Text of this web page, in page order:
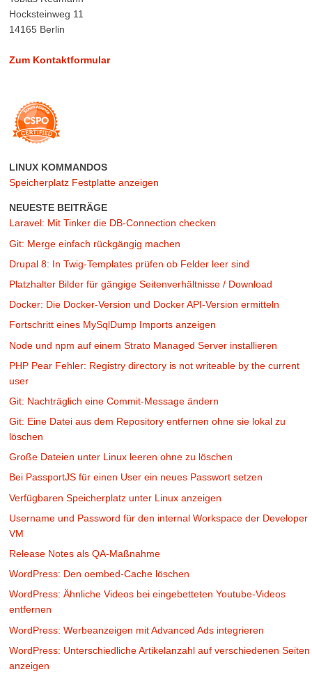
Hocksteinweg 11
14165 Berlin
Zum Kontaktformular
LINUX KOMMANDOS
Speicherplatz Festplatte anzeigen
NEUESTE BEITRÄGE
Laravel: Mit Tinker die DB-Connection checken
Git: Merge einfach rückgängig machen
Drupal 8: In Twig-Templates prüfen ob Felder leer sind
Platzhalter Bilder für gängige Seitenverhältnisse / Download
Docker: Die Docker-Version und Docker API-Version ermitteln
Fortschritt eines MySqlDump Imports anzeigen
Node und npm auf einem Strato Managed Server installieren
PHP Pear Fehler: Registry directory is not writeable by the current
user
Git: Nachträglich eine Commit-Message ändern
Git: Eine Datei aus dem Repository entfernen ohne sie lokal zu
löschen
Große Dateien unter Linux leeren ohne zu löschen
Bei PassportJS für einen User ein neues Passwort setzen
Verfügbaren Speicherplatz unter Linux anzeigen
Username und Password für den internal Workspace der Developer
VM
Release Notes als QA-Maßnahme
WordPress: Den oembed-Cache löschen
WordPress: Ähnliche Videos bei eingebetteten Youtube-Videos
entfernen
WordPress: Werbeanzeigen mit Advanced Ads integrieren
WordPress: Unterschiedliche Artikelanzahl auf verschiedenen Seiten
anzeigen